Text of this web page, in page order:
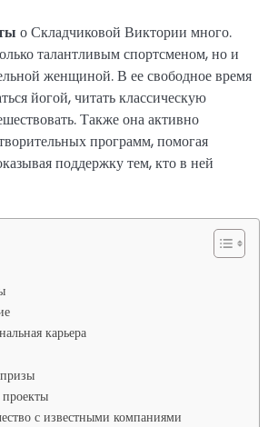
о Складчиковой Виктории много.
талантливым спортсменом, но и
женщиной. В ее свободное время
йогой, читать классическую
Также она активно
программ, помогая
поддержку тем, кто в ней
карьера
с известными компаниями